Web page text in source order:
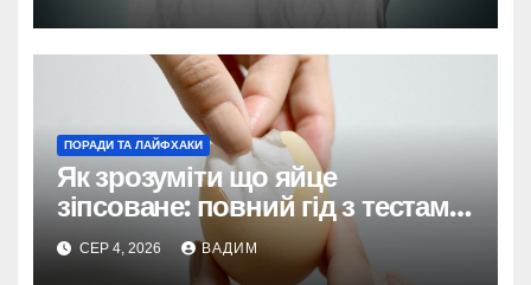
ПОРАДИ ТА ЛАЙФХАКИ
Як зрозуміти що яйце
зіпсоване: повний гід з тестами
та поясненнями
СЕР 4, 2026 ВАДИМ